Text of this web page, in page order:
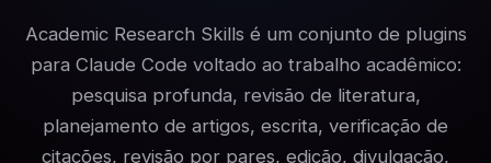
Academic Research Skills é um conjunto de plugins
para Claude Code voltado ao trabalho acadêmico:
pesquisa profunda, revisão de literatura,
planejamento de artigos, escrita, verificação de
citações, revisão por pares, edição, divulgação,